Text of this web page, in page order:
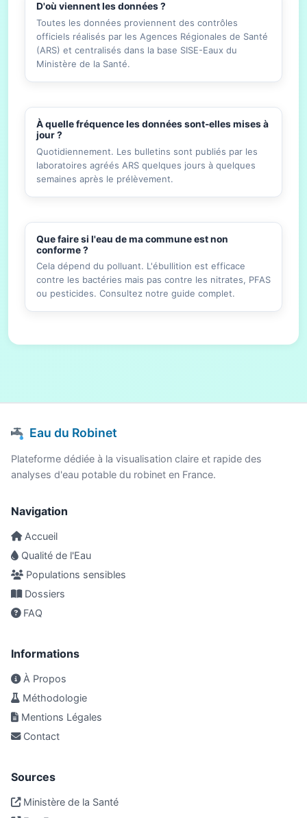
D'où viennent les données ?
Toutes les données proviennent des contrôles
officiels réalisés par les Agences Régionales de Santé
(ARS) et centralisés dans la base SISE-Eaux du
Ministère de la Santé.
À quelle fréquence les données sont-elles mises à
jour ?
Quotidiennement. Les bulletins sont publiés par les
laboratoires agréés ARS quelques jours à quelques
semaines après le prélèvement.
Que faire si l'eau de ma commune est non
conforme ?
Cela dépend du polluant. L'ébullition est efficace
contre les bactéries mais pas contre les nitrates, PFAS
ou pesticides. Consultez notre guide complet.
Eau du Robinet
Plateforme dédiée à la visualisation claire et rapide des
analyses d'eau potable du robinet en France.
Navigation
Accueil
Qualité de l'Eau
Populations sensibles
Dossiers
FAQ
Informations
À Propos
Méthodologie
Mentions Légales
Contact
Sources
Ministère de la Santé